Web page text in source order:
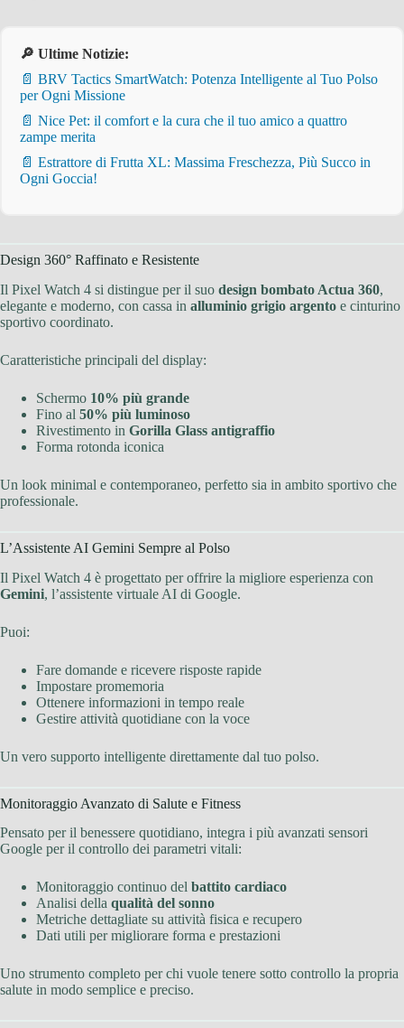
🔎 Ultime Notizie:
📄 BRV Tactics SmartWatch: Potenza Intelligente al Tuo Polso
per Ogni Missione
📄 Nice Pet: il comfort e la cura che il tuo amico a quattro
zampe merita
📄 Estrattore di Frutta XL: Massima Freschezza, Più Succo in
Ogni Goccia!
Design 360° Raffinato e Resistente
Il Pixel Watch 4 si distingue per il suo design bombato Actua 360,
elegante e moderno, con cassa in alluminio grigio argento e cinturino
sportivo coordinato.
Caratteristiche principali del display:
Schermo 10% più grande
Fino al 50% più luminoso
Rivestimento in Gorilla Glass antigraffio
Forma rotonda iconica
Un look minimal e contemporaneo, perfetto sia in ambito sportivo che
professionale.
L’Assistente AI Gemini Sempre al Polso
Il Pixel Watch 4 è progettato per offrire la migliore esperienza con
Gemini, l’assistente virtuale AI di Google.
Puoi:
Fare domande e ricevere risposte rapide
Impostare promemoria
Ottenere informazioni in tempo reale
Gestire attività quotidiane con la voce
Un vero supporto intelligente direttamente dal tuo polso.
Monitoraggio Avanzato di Salute e Fitness
Pensato per il benessere quotidiano, integra i più avanzati sensori
Google per il controllo dei parametri vitali:
Monitoraggio continuo del battito cardiaco
Analisi della qualità del sonno
Metriche dettagliate su attività fisica e recupero
Dati utili per migliorare forma e prestazioni
Uno strumento completo per chi vuole tenere sotto controllo la propria
salute in modo semplice e preciso.